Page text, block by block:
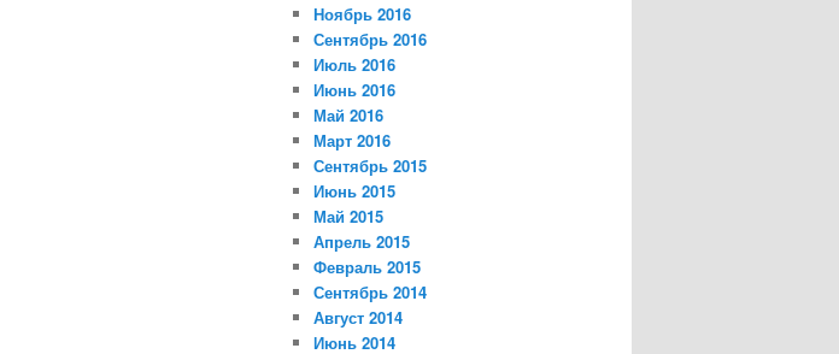
Ноябрь 2016
Сентябрь 2016
Июль 2016
Июнь 2016
Май 2016
Март 2016
Сентябрь 2015
Июнь 2015
Май 2015
Апрель 2015
Февраль 2015
Сентябрь 2014
Август 2014
Июнь 2014